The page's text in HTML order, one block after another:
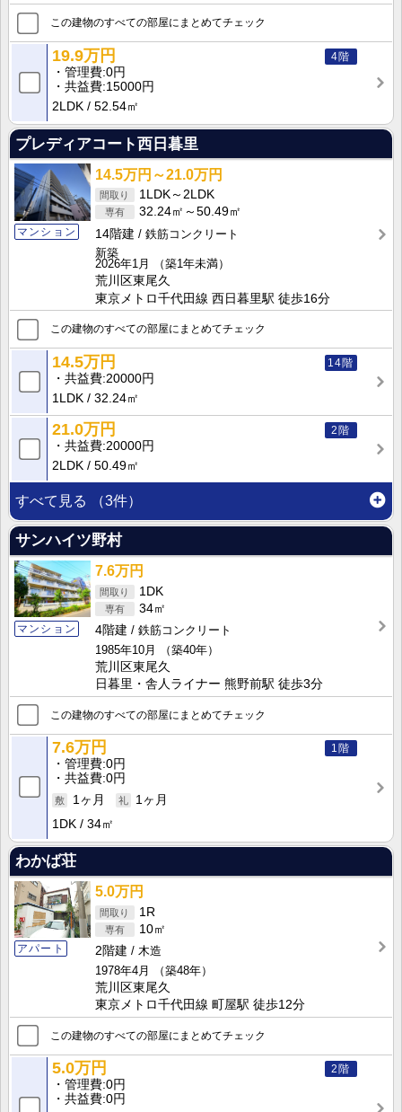
この建物のすべての部屋にまとめてチェック
4階
19.9万円
管理費 0円
共益費 15000円
2LDK
52.54㎡
プレディアコート西日暮里
マンション
14.5万円～21.0万円
1LDK～2LDK
32.24㎡～50.49㎡
14階建
鉄筋コンクリート
新築
2026年1月
（築1年未満）
荒川区東尾久
東京メトロ千代田線 西日暮里駅 徒歩16分
この建物のすべての部屋にまとめてチェック
14階
14.5万円
共益費 20000円
1LDK
32.24㎡
2階
21.0万円
共益費 20000円
2LDK
50.49㎡
すべて見る （3件）
サンハイツ野村
マンション
7.6万円
1DK
34㎡
4階建
鉄筋コンクリート
1985年10月
（築40年）
荒川区東尾久
日暮里・舎人ライナー 熊野前駅 徒歩3分
この建物のすべての部屋にまとめてチェック
1階
7.6万円
管理費 0円
共益費 0円
1ヶ月
1ヶ月
1DK
34㎡
わかば荘
アパート
5.0万円
1R
10㎡
2階建
木造
1978年4月
（築48年）
荒川区東尾久
東京メトロ千代田線 町屋駅 徒歩12分
この建物のすべての部屋にまとめてチェック
2階
5.0万円
管理費 0円
共益費 0円